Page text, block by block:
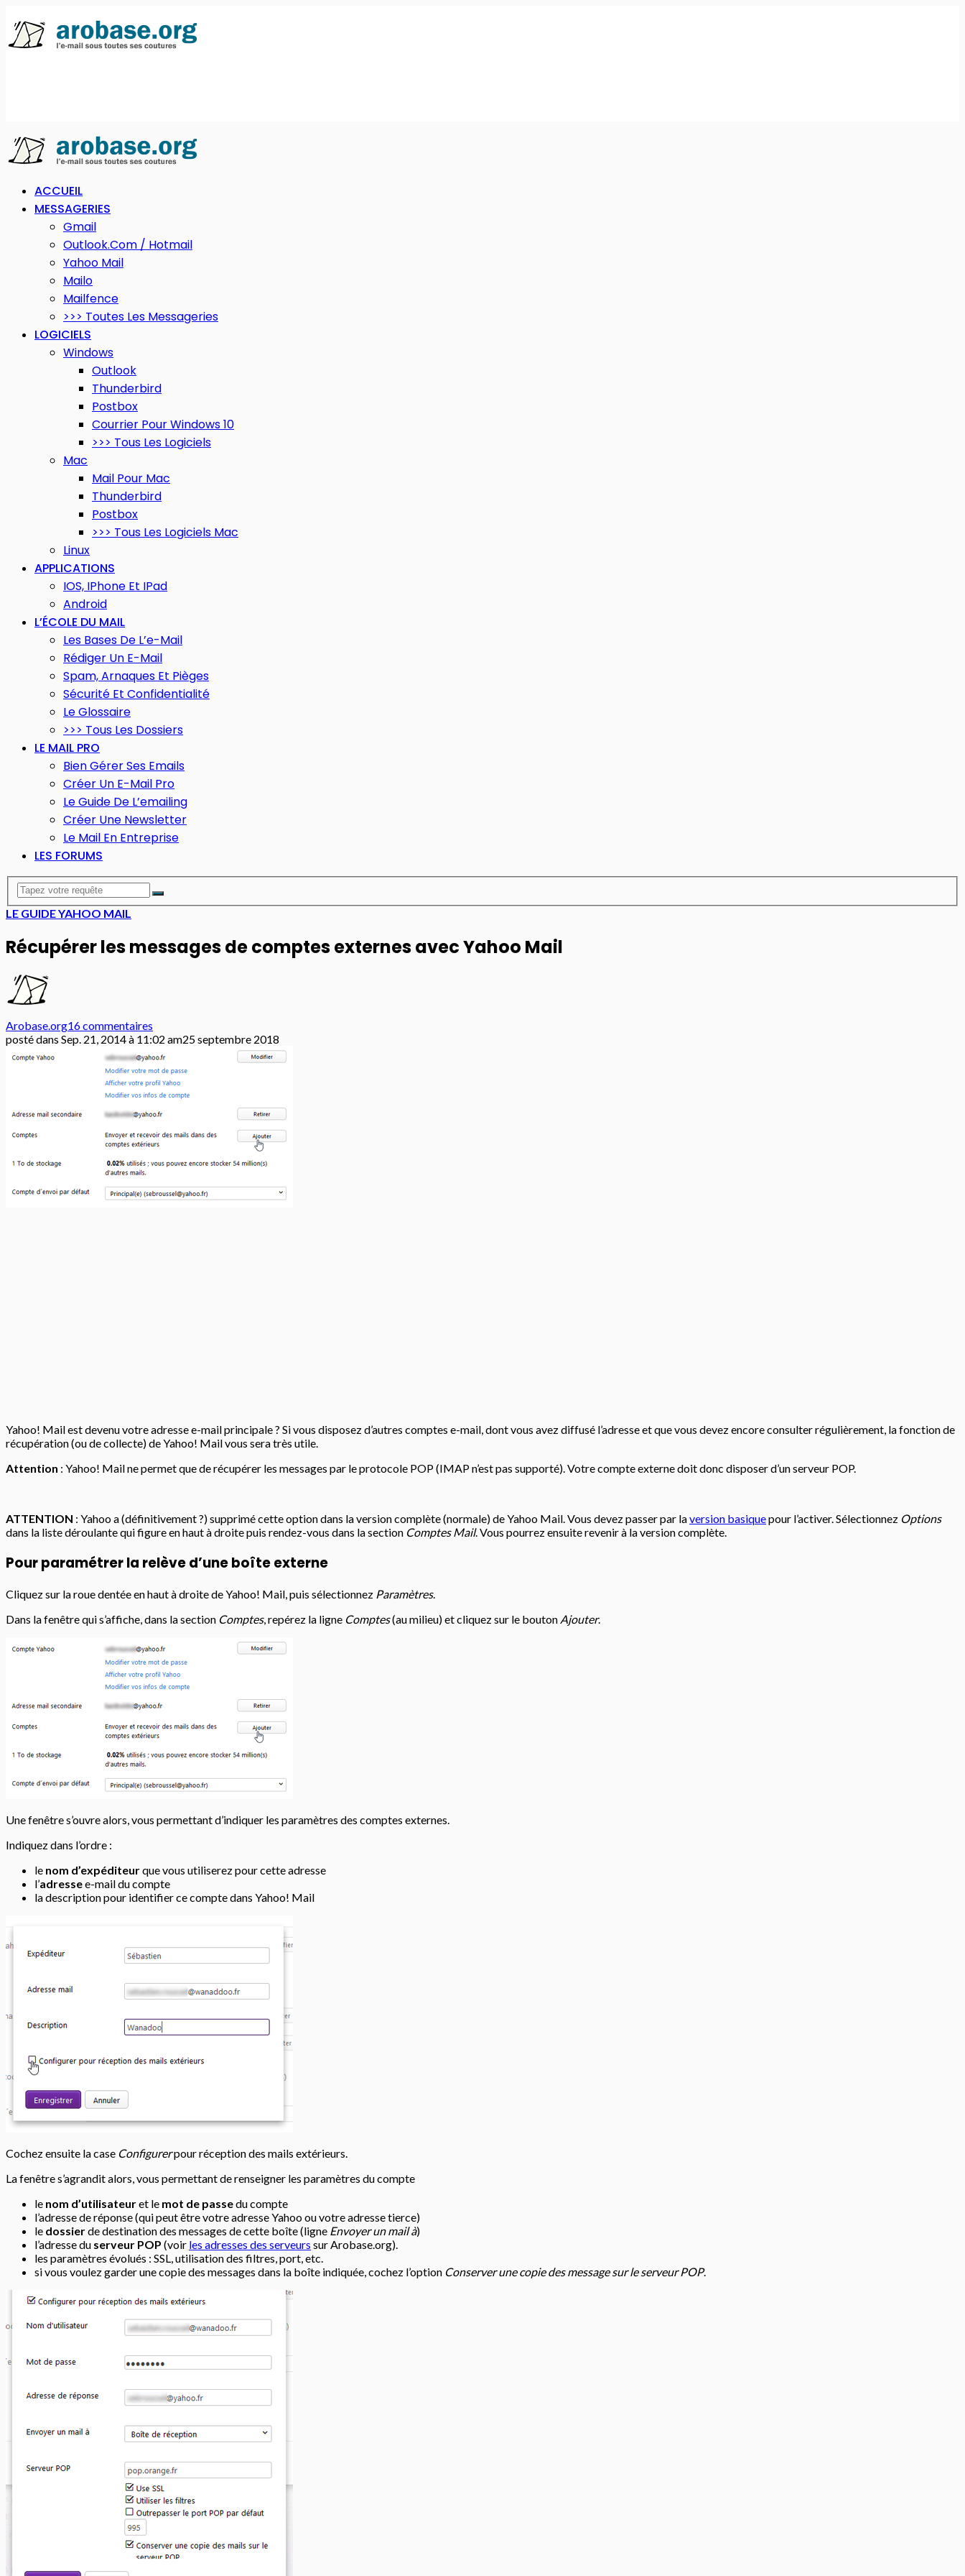
ACCUEIL
MESSAGERIES
Gmail
Outlook.com / Hotmail
Yahoo Mail
Mailo
Mailfence
>>> Toutes Les Messageries
LOGICIELS
Windows
Outlook
Thunderbird
Postbox
Courrier Pour Windows 10
>>> Tous Les Logiciels
Mac
Mail Pour Mac
Thunderbird
Postbox
>>> Tous Les Logiciels Mac
Linux
APPLICATIONS
IOS, IPhone Et IPad
Android
L’ÉCOLE DU MAIL
Les Bases De L’e-Mail
Rédiger Un E-Mail
Spam, Arnaques Et Pièges
Sécurité Et Confidentialité
Le Glossaire
>>> Tous Les Dossiers
LE MAIL PRO
Bien Gérer Ses Emails
Créer Un E-Mail Pro
Le Guide De L’emailing
Créer Une Newsletter
Le Mail En Entreprise
LES FORUMS
LE GUIDE YAHOO MAIL
Récupérer les messages de comptes externes avec Yahoo Mail
Arobase.org16 commentaires
posté dans Sep. 21, 2014 à 11:02 am25 septembre 2018
Yahoo! Mail est devenu votre adresse e-mail principale ? Si vous disposez d’autres comptes e-mail, dont vous avez diffusé l’adresse et que vous devez encore consulter régulièrement, la fonction de
récupération (ou de collecte) de Yahoo! Mail vous sera très utile.
Attention : Yahoo! Mail ne permet que de récupérer les messages par le protocole POP (IMAP n’est pas supporté). Votre compte externe doit donc disposer d’un serveur POP.
ATTENTION : Yahoo a (définitivement ?) supprimé cette option dans la version complète (normale) de Yahoo Mail. Vous devez passer par laversion basiquepour l’activer. Sélectionnez Options
dans la liste déroulante qui figure en haut à droite puis rendez-vous dans la section Comptes Mail. Vous pourrez ensuite revenir à la version complète.
Pour paramétrer la relève d’une boîte externe
Cliquez sur la roue dentée en haut à droite de Yahoo! Mail, puis sélectionnez Paramètres.
Dans la fenêtre qui s’affiche, dans la section Comptes, repérez la ligne Comptes(au milieu) et cliquez sur le bouton Ajouter.
Une fenêtre s’ouvre alors, vous permettant d’indiquer les paramètres des comptes externes.
Indiquez dans l’ordre :
le nom d’expéditeurque vous utiliserez pour cette adresse
l’adressee-mail du compte
la description pour identifier ce compte dans Yahoo! Mail
Cochez ensuite la case Configurerpour réception des mails extérieurs.
La fenêtre s’agrandit alors, vous permettant de renseigner les paramètres du compte
le nom d’utilisateuret le mot de passedu compte
l’adresse de réponse (qui peut être votre adresse Yahoo ou votre adresse tierce)
le dossierde destination des messages de cette boîte (ligne Envoyer un mail à)
l’adresse du serveur POP (voir les adresses des serveurs sur Arobase.org).
les paramètres évolués : SSL, utilisation des filtres, port, etc.
si vous voulez garder une copie des messages dans la boîte indiquée, cochez l’option Conserver une copie des message sur le serveur POP.